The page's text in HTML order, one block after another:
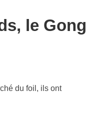
le Gong
du foil, ils ont